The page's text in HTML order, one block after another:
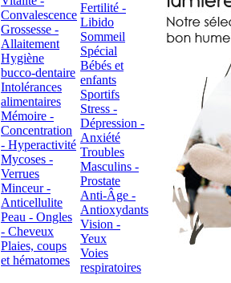
Convalescence
Grossesse -
Allaitement
Hygiène
bucco-dentaire
Intolérances
alimentaires
Mémoire -
Concentration
- Hyperactivité
Mycoses -
Verrues
Minceur -
Anticellulite
Peau - Ongles
- Cheveux
Plaies, coups
et hématomes
Fertilité -
Libido
Sommeil
Spécial
Bébés et
enfants
Sportifs
Stress -
Dépression -
Anxiété
Troubles
Masculins -
Prostate
Anti-Âge -
Antioxydants
Vision -
Yeux
Voies
respiratoires